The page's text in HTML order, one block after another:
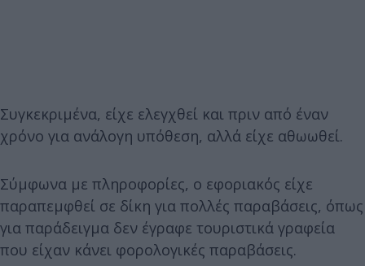
Συγκεκριμένα, είχε ελεγχθεί και πριν από έναν
χρόνο για ανάλογη υπόθεση, αλλά είχε αθωωθεί.
Σύμφωνα με πληροφορίες, ο εφοριακός είχε
παραπεμφθεί σε δίκη για πολλές παραβάσεις, όπως
για παράδειγμα δεν έγραφε τουριστικά γραφεία
που είχαν κάνει φορολογικές παραβάσεις.